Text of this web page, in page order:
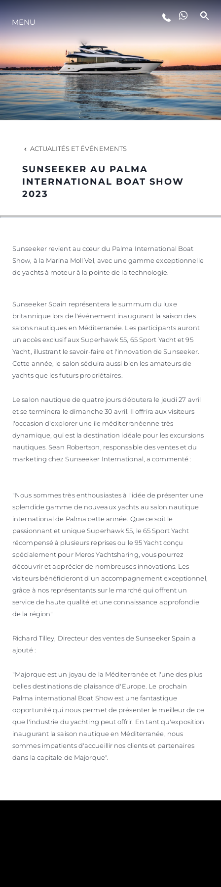
STYLE DE VIE
L'INNOVATION
LA SOCIÉTÉ
NOTRE ÉQUIPE
NOTRE HÉRITAGE
ESTIMEZ VOTRE BATEAU
MENU
ACTUALITÉS ET ÉVÉNEMENTS
SUNSEEKER AU PALMA
INTERNATIONAL BOAT SHOW
2023
Sunseeker revient au cœur du Palma International Boat
Show, à la Marina Moll Vel, avec une gamme exceptionnelle
de yachts à moteur à la pointe de la technologie.
Sunseeker Spain représentera le summum du luxe
britannique lors de l'événement inaugurant la saison des
salons nautiques en Méditerranée. Les participants auront
un accès exclusif aux Superhawk 55, 65 Sport Yacht et 95
Yacht, illustrant le savoir-faire et l'innovation de Sunseeker.
Cette année, le salon séduira aussi bien les amateurs de
yachts que les futurs propriétaires.
Le salon nautique de quatre jours débutera le jeudi 27 avril
et se terminera le dimanche 30 avril. Il offrira aux visiteurs
l'occasion d'explorer une île méditerranéenne très
dynamique, qui est la destination idéale pour les excursions
nautiques. Sean Robertson, responsable des ventes et du
marketing chez Sunseeker International, a commenté :
"Nous sommes très enthousiastes à l'idée de présenter une
splendide gamme de nouveaux yachts au salon nautique
international de Palma cette année. Que ce soit le
passionnant et unique Superhawk 55, le 65 Sport Yacht
récompensé à plusieurs reprises ou le 95 Yacht conçu
spécialement pour Meros Yachtsharing, vous pourrez
découvrir et apprécier de nombreuses innovations. Les
visiteurs bénéficieront d'un accompagnement exceptionnel,
grâce à nos représentants sur le marché qui offrent un
service de haute qualité et une connaissance approfondie
de la région".
Richard Tilley, Directeur des ventes de Sunseeker Spain a
ajouté :
"Majorque est un joyau de la Méditerranée et l'une des plus
belles destinations de plaisance d'Europe. Le prochain
Palma international Boat Show est une fantastique
opportunité qui nous permet de présenter le meilleur de ce
que l'industrie du yachting peut offrir. En tant qu'exposition
inaugurant la saison nautique en Méditerranée, nous
sommes impatients d'accueillir nos clients et partenaires
dans la capitale de Majorque".